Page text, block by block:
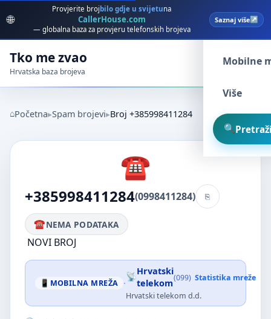
🌐
Provjerite broj bilo gdje u svijetuna
CallerHouse.com
— globalna baza za provjeru telefonskih brojeva
Saznaj više
Tko me zvao
Hrvatska baza brojeva
Spam
Mobilne
Više
Početna Spam brojevi Broj +385998411284
+385998411284(0998411284)
NEMA PODATAKA
NOVI BROJ
MOBILNA MREŽA ·
Hrvatski
telekom(099) Statistika mreže
Hrvatski telekom d.d.